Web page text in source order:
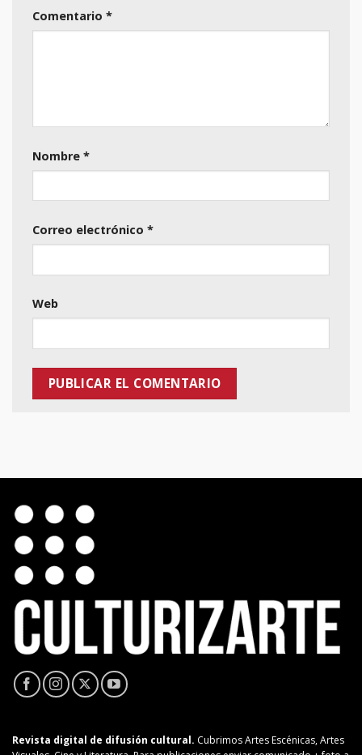
Comentario *
Nombre *
Correo electrónico *
Web
Revista digital de difusión cultural. Cubrimos Artes Escénicas, Artes